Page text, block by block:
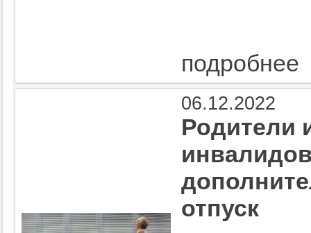
подробнее
06.12.2022
Родители
отпуск